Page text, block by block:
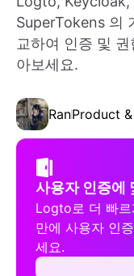
SuperTokens 의
교하여 인증 및
아보세요.
RanProduct
사용자 인증에
Logto로 더 빠르
만에 사용자 인
세요.